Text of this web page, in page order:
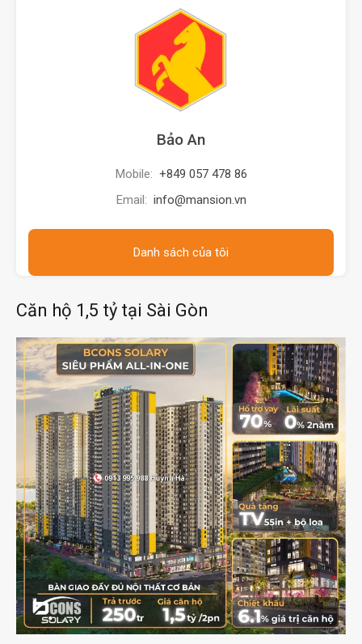
Bảo An
Mobile: +849 057 478 86
Email: info@mansion.vn
Danh sách của tôi
Căn hộ 1,5 tỷ tại Sài Gòn